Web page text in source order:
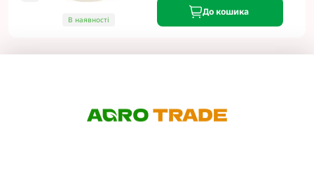
В наявності
До кошика